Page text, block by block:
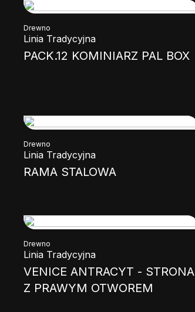
Drewno
Linia Tradycyjna
PACK.12 KOMINIARZ PAL BOX
Drewno
Linia Tradycyjna
RAMA STALOWA
Drewno
Linia Tradycyjna
VENICE ANTRACYT - STRONA
Z PRAWYM OTWOREM